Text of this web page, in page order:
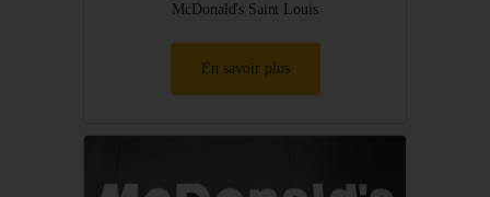
McDonald's Saint Louis
En savoir plus